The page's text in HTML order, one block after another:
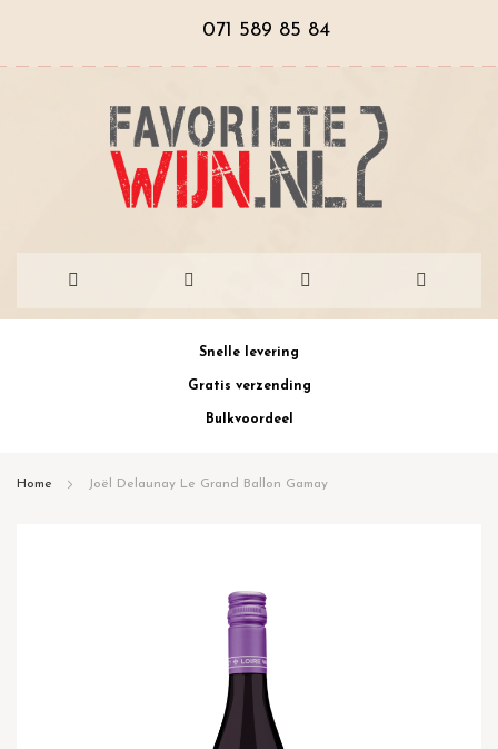
071 589 85 84
Snelle levering
Gratis verzending
Bulkvoordeel
Home Joël Delaunay Le Grand Ballon Gamay